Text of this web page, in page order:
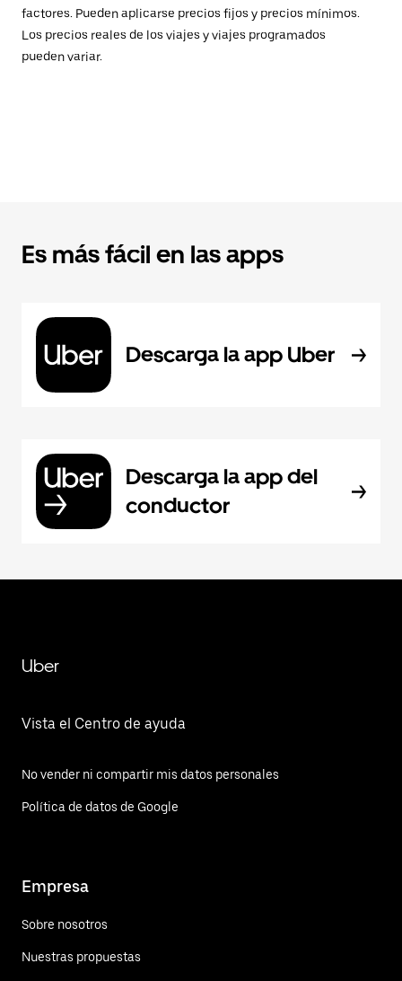
factores. Pueden aplicarse precios fijos y precios mínimos.
Los precios reales de los viajes y viajes programados
pueden variar.
Es más fácil en las apps
Descarga la app Uber
Descarga la app del
conductor
Uber
Vista el Centro de ayuda
No vender ni compartir mis datos personales
Política de datos de Google
Empresa
Sobre nosotros
Nuestras propuestas